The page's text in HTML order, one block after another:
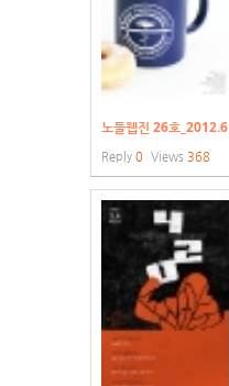
노들웹진 26호_2012.6
Reply 0 Views 368